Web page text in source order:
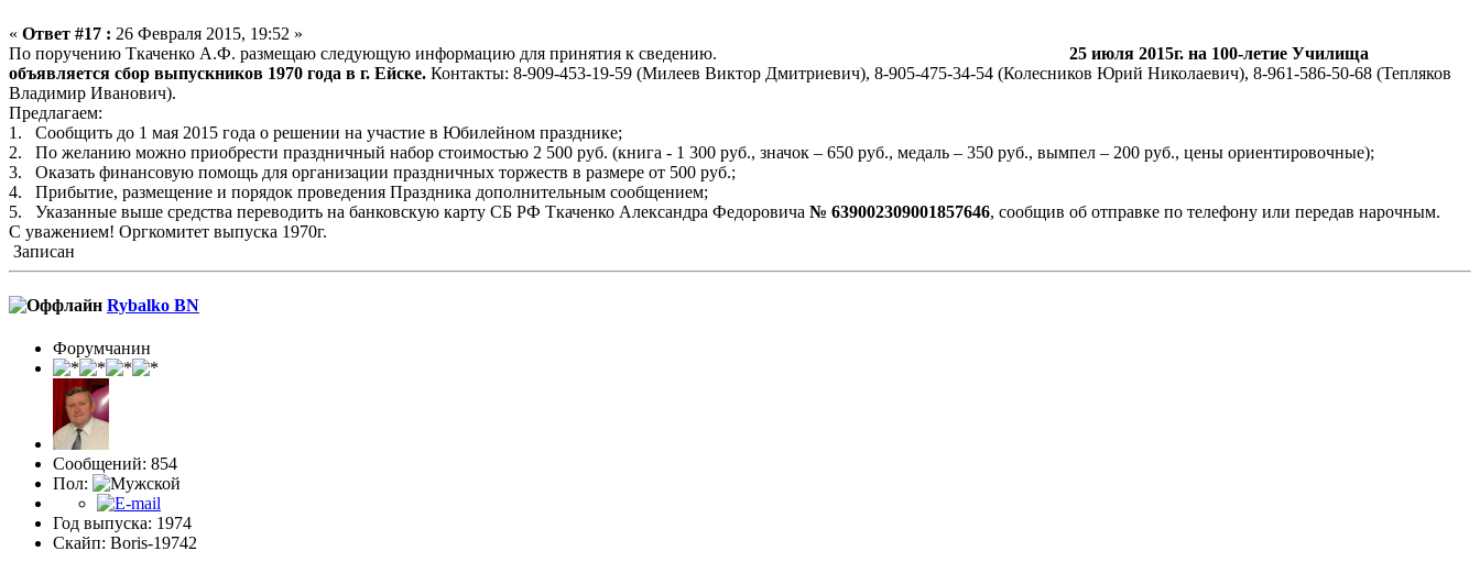
« Ответ #17 : 26 Февраля 2015, 19:52 »
По поручению Ткаченко А.Ф. размещаю следующую информацию для принятия к сведению. 25 июля 2015г. на 100-летие Училища
объявляется сбор выпускников 1970 года в г. Ейске. Контакты: 8-909-453-19-59 (Милеев Виктор Дмитриевич), 8-905-475-34-54 (Колесников Юрий Николаевич), 8-961-586-50-68 (Тепляков
Владимир Иванович).
Предлагаем:
1. Сообщить до 1 мая 2015 года о решении на участие в Юбилейном празднике;
2. По желанию можно приобрести праздничный набор стоимостью 2 500 руб. (книга - 1 300 руб., значок – 650 руб., медаль – 350 руб., вымпел – 200 руб., цены ориентировочные);
3. Оказать финансовую помощь для организации праздничных торжеств в размере от 500 руб.;
4. Прибытие, размещение и порядок проведения Праздника дополнительным сообщением;
5. Указанные выше средства переводить на банковскую карту СБ РФ Ткаченко Александра Федоровича № 639002309001857646, сообщив об отправке по телефону или передав нарочным.
С уважением! Оргкомитет выпуска 1970г.
Записан
Rybalko BN
Форумчанин
Сообщений: 854
Пол:
Год выпуска: 1974
Скайп: Boris-19742